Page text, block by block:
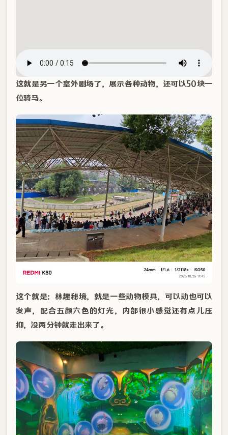
这就是另一个室外剧场了，展示各种动物，还可以50块一
位骑马。
这个就是：林趣秘境，就是一些动物模具，可以动也可以
发声，配合五颜六色的灯光，内部很小感觉还有点儿压
抑，没两分钟就走出来了。